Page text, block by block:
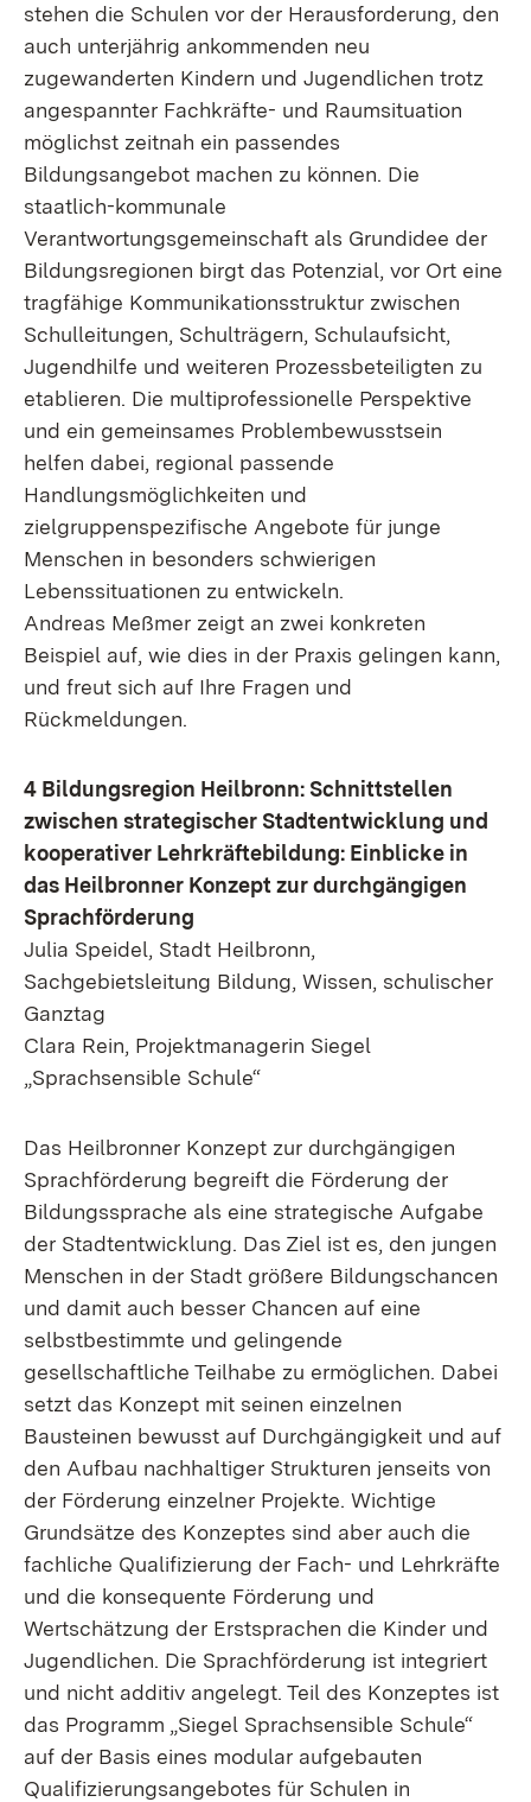
stehen die Schulen vor der Herausforderung, den
auch unterjährig ankommenden neu
zugewanderten Kindern und Jugendlichen trotz
angespannter Fachkräfte- und Raumsituation
möglichst zeitnah ein passendes
Bildungsangebot machen zu können. Die
staatlich-kommunale
Verantwortungsgemeinschaft als Grundidee der
Bildungsregionen birgt das Potenzial, vor Ort eine
tragfähige Kommunikationsstruktur zwischen
Schulleitungen, Schulträgern, Schulaufsicht,
Jugendhilfe und weiteren Prozessbeteiligten zu
etablieren. Die multiprofessionelle Perspektive
und ein gemeinsames Problembewusstsein
helfen dabei, regional passende
Handlungsmöglichkeiten und
zielgruppenspezifische Angebote für junge
Menschen in besonders schwierigen
Lebenssituationen zu entwickeln.
Andreas Meßmer zeigt an zwei konkreten
Beispiel auf, wie dies in der Praxis gelingen kann,
und freut sich auf Ihre Fragen und
Rückmeldungen.
4 Bildungsregion Heilbronn: Schnittstellen
zwischen strategischer Stadtentwicklung und
kooperativer Lehrkräftebildung: Einblicke in
das Heilbronner Konzept zur durchgängigen
Sprachförderung
Julia Speidel, Stadt Heilbronn,
Sachgebietsleitung Bildung, Wissen, schulischer
Ganztag
Clara Rein, Projektmanagerin Siegel
„Sprachsensible Schule“
Das Heilbronner Konzept zur durchgängigen
Sprachförderung begreift die Förderung der
Bildungssprache als eine strategische Aufgabe
der Stadtentwicklung. Das Ziel ist es, den jungen
Menschen in der Stadt größere Bildungschancen
und damit auch besser Chancen auf eine
selbstbestimmte und gelingende
gesellschaftliche Teilhabe zu ermöglichen. Dabei
setzt das Konzept mit seinen einzelnen
Bausteinen bewusst auf Durchgängigkeit und auf
den Aufbau nachhaltiger Strukturen jenseits von
der Förderung einzelner Projekte. Wichtige
Grundsätze des Konzeptes sind aber auch die
fachliche Qualifizierung der Fach- und Lehrkräfte
und die konsequente Förderung und
Wertschätzung der Erstsprachen die Kinder und
Jugendlichen. Die Sprachförderung ist integriert
und nicht additiv angelegt. Teil des Konzeptes ist
das Programm „Siegel Sprachsensible Schule“
auf der Basis eines modular aufgebauten
Qualifizierungsangebotes für Schulen in